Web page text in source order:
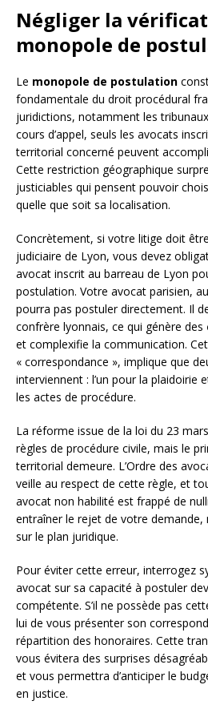
Négliger la
monopole de
Le monopole de postulation
fondamentale du droit procédural
juridictions, notamment les
cours d’appel, seuls les avocats
territorial concerné peuvent
Cette restriction géographique
justiciables qui pensent pouvoir
quelle que soit sa localisation.
Concrètement, si votre litige doit
judiciaire de Lyon, vous devez
avocat inscrit au barreau de Lyon
postulation. Votre avocat parisien,
pourra pas postuler directement. Il
confrère lyonnais, ce qui génère des
et complexifie la communication.
« correspondance », implique que
interviennent : l’un pour la plaidoirie
les actes de procédure.
La réforme issue de la loi du 23
règles de procédure civile, mais le
territorial demeure. L’Ordre des
veille au respect de cette règle, et
avocat non habilité est frappé de
entraîner le rejet de votre
sur le plan juridique.
Pour éviter cette erreur, interrogez
avocat sur sa capacité à postuler
compétente. S’il ne possède pas
lui de vous présenter son
répartition des honoraires. Cette
vous évitera des surprises
et vous permettra d’anticiper le
en justice.